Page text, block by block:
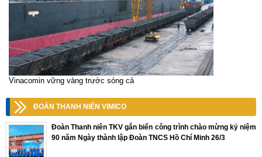
Vinacomin vững vàng trước sóng cả
ĐOÀN THANH NIÊN VIMICO
Đoàn Thanh niên TKV gắn biển công trình chào mừng kỷ niệm
90 năm Ngày thành lập Đoàn TNCS Hồ Chí Minh 26/3